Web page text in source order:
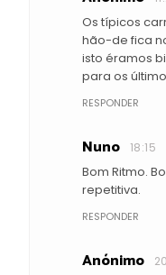
Os típicos
hão-de fica
isto éramos
para os
RESPONDER
Nuno 18:15
Bom Ritmo.
repetitiva.
RESPONDER
Anónimo